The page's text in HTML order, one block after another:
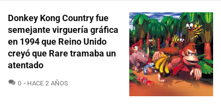
Donkey Kong Country fue
semejante virguería gráfica
en 1994 que Reino Unido
creyó que Rare tramaba un
atentado
0 COMENTARIOS
HACE 2 AÑOS